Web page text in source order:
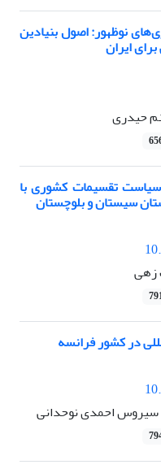
نوظهور: اصول بنیادین
ایران
حیدری
تقسیمات کشوری با
سیستان و بلوچستان
زهی
در کشور فرانسه
سیروس احمدی نوحدانی